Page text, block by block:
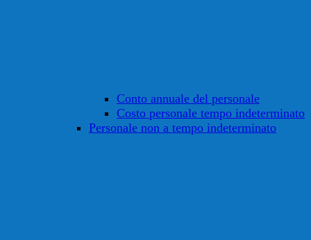
Conto annuale del personale
Costo personale tempo indeterminato
Personale non a tempo indeterminato